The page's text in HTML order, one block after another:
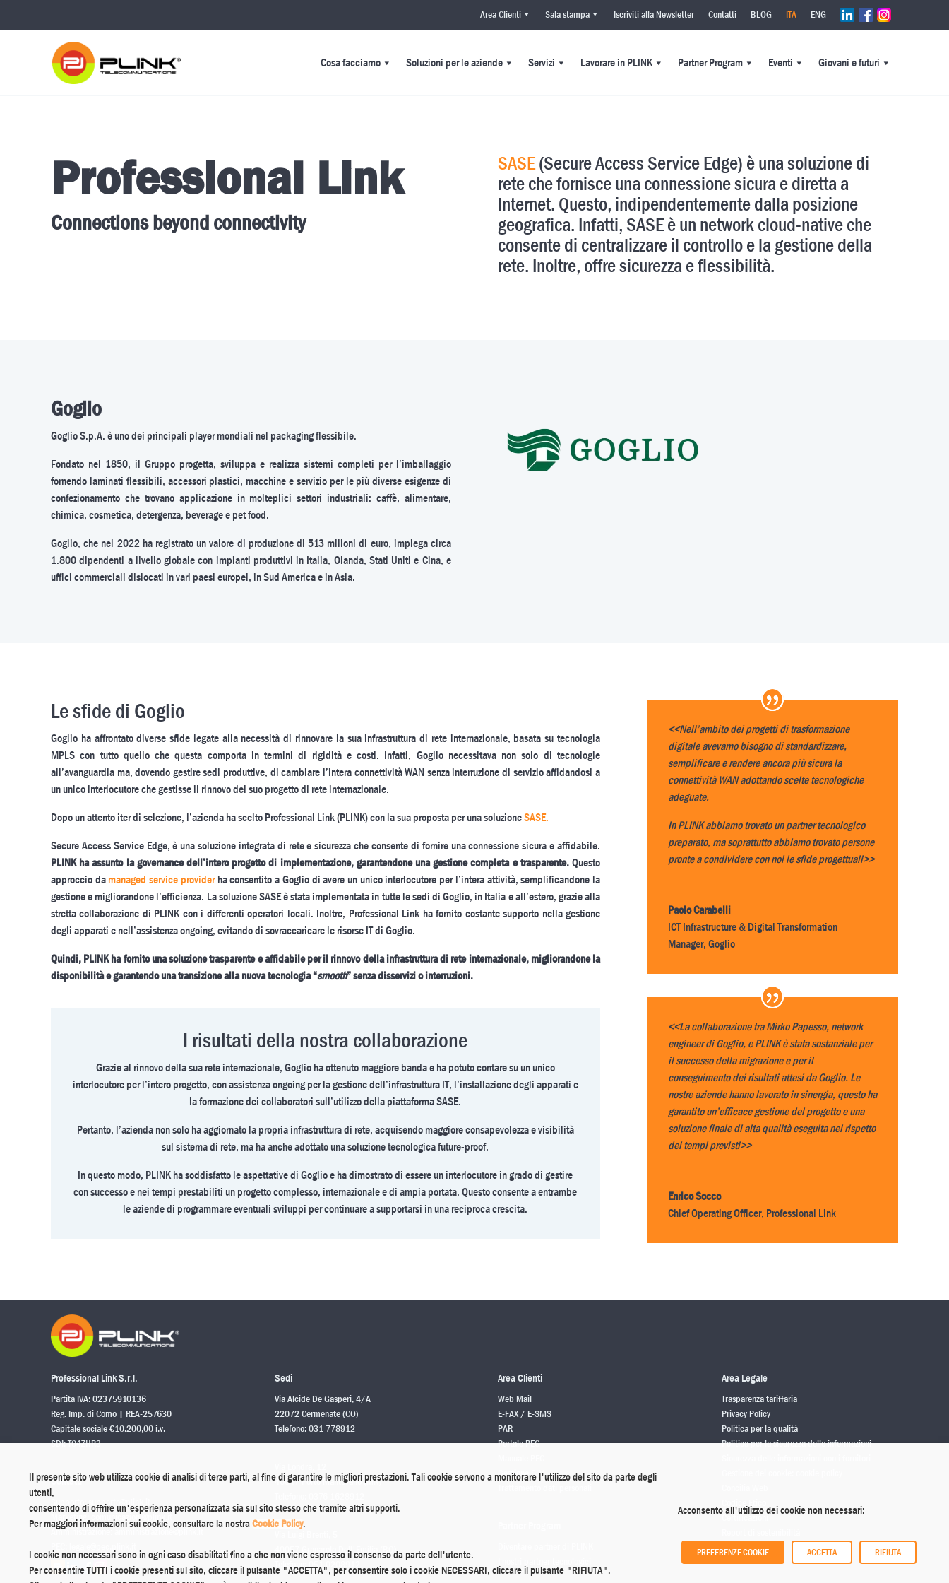
Area Clienti Sala stampa Iscriviti alla Newsletter Contatti BLOG ITA ENG
Cosa facciamo Soluzioni per le aziende Servizi Lavorare in PLINK Partner Program Eventi Giovani e futuri
Professional Link
Connections beyond connectivity
SASE(Secure Access Service Edge) è una soluzione di
rete che fornisce una connessione sicura e diretta a
Internet. Questo, indipendentemente dalla posizione
geografica. Infatti, SASE è un network cloud-native che
consente di centralizzare il controllo e la gestione della
rete. Inoltre, offre sicurezza e flessibilità.
Goglio
Goglio S.p.A. è uno dei principali player mondiali nel packaging flessibile.
Fondato nel 1850, il Gruppo progetta, sviluppa e realizza sistemi completi per l’imballaggio
fornendo laminati flessibili, accessori plastici, macchine e servizio per le più diverse esigenze di
confezionamento che trovano applicazione in molteplici settori industriali: caffè, alimentare,
chimica, cosmetica, detergenza, beverage e pet food.
Goglio, che nel 2022 ha registrato un valore di produzione di 513 milioni di euro, impiega circa
1.800 dipendenti a livello globale con impianti produttivi in Italia, Olanda, Stati Uniti e Cina, e
uffici commerciali dislocati in vari paesi europei, in Sud America e in Asia.
Le sfide di Goglio
Goglio ha affrontato diverse sfide legate alla necessità di rinnovare la sua infrastruttura di rete internazionale, basata su tecnologia
MPLS con tutto quello che questa comporta in termini di rigidità e costi. Infatti, Goglio necessitava non solo di tecnologie
all’avanguardia ma, dovendo gestire sedi produttive, di cambiare l’intera connettività WAN senza interruzione di servizio affidandosi a
un unico interlocutore che gestisse il rinnovo del suo progetto di rete internazionale.
Dopo un attento iter di selezione, l’azienda ha scelto Professional Link (PLINK) con la sua proposta per una soluzioneSASE.
Secure Access Service Edge, è una soluzione integrata di rete e sicurezza che consente di fornire una connessione sicura e affidabile.
PLINK ha assunto la governance dell’intero progetto di implementazione, garantendone una gestione completa e trasparente.Questo
approccio damanaged service providerha consentito a Goglio di avere un unico interlocutore per l’intera attività, semplificandone la
gestione e migliorandone l’efficienza. La soluzione SASE è stata implementata in tutte le sedi di Goglio, in Italia e all’estero, grazie alla
stretta collaborazione di PLINK con i differenti operatori locali. Inoltre, Professional Link ha fornito costante supporto nella gestione
degli apparati e nell’assistenza ongoing, evitando di sovraccaricare le risorse IT di Goglio.
Quindi, PLINK ha fornito una soluzione trasparente e affidabile per il rinnovo della infrastruttura di rete internazionale, migliorandone la
disponibilità e garantendo una transizione alla nuova tecnologia “smooth” senza disservizi o interruzioni.
I risultati della nostra collaborazione
Grazie al rinnovo della sua rete internazionale, Goglio ha ottenuto maggiore banda e ha potuto contare su un unico
interlocutore per l’intero progetto, con assistenza ongoing per la gestione dell’infrastruttura IT, l’installazione degli apparati e
la formazione dei collaboratori sull’utilizzo della piattaforma SASE.
Pertanto, l’azienda non solo ha aggiornato la propria infrastruttura di rete, acquisendo maggiore consapevolezza e visibilità
sul sistema di rete, ma ha anche adottato una soluzione tecnologica future-proof.
In questo modo, PLINK ha soddisfatto le aspettative di Goglio e ha dimostrato di essere un interlocutore in grado di gestire
con successo e nei tempi prestabiliti un progetto complesso, internazionale e di ampia portata. Questo consente a entrambe
le aziende di programmare eventuali sviluppi per continuare a supportarsi in una reciproca crescita.
<<Nell’ambito dei progetti di trasformazione
digitale avevamo bisogno di standardizzare,
semplificare e rendere ancora più sicura la
connettività WAN adottando scelte tecnologiche
adeguate.
In PLINK abbiamo trovato un partner tecnologico
preparato, ma soprattutto abbiamo trovato persone
pronte a condividere con noi le sfide progettuali>>
Paolo Carabelli
ICT Infrastructure & Digital Transformation
Manager,Goglio
<<La collaborazione tra Mirko Papesso, network
engineer di Goglio, e PLINK è stata sostanziale per
il successo della migrazione e per il
conseguimento dei risultati attesi da Goglio. Le
nostre aziende hanno lavorato in sinergia, questo ha
garantito un’efficace gestione del progetto e una
soluzione finale di alta qualità eseguita nel rispetto
dei tempi previsti>>
Enrico Socco
Chief Operating Officer, Professional Link
Professional Link S.r.l.
Partita IVA: 02375910136
Reg. Imp. di Como | REA-257630
Capitale sociale €10.200,00 i.v.
SDI: T04ZHR3
Contatti
Supporto:supporto@plink.it
Marketing:
comunicazioni@plink.it
Amministrazione:amministrazione@plink.it
Sedi
Via Alcide De Gasperi, 4/A
22072 Cermenate (CO)
Telefono:031 778912
46047 Porto Mantovano (MN)
40057 Granarolo Dell'Emilia (BO)
Telefono:051 0208912
Area Clienti
Web Mail
E-FAX / E-SMS
PAR
Portale PEC
Gestione SIM
Area Legale
Trasparenza tariffaria
Privacy Policy
Politica per la qualità
Politica per la sicurezza delle informazioni
Certificazioni
Il presente sito web utilizza cookie di analisi di terze parti, al fine di garantire le migliori prestazioni. Tali cookie servono a monitorare l'utilizzo del sito da parte degli
utenti,
consentendo di offrire un'esperienza personalizzata sia sul sito stesso che tramite altri supporti.
Per maggiori informazioni sui cookie, consultare la nostraCookie Policy.
I cookie non necessari sono in ogni caso disabilitati fino a che non viene espresso il consenso da parte dell'utente.
Per consentire TUTTI i cookie presenti sul sito, cliccare il pulsante "ACCETTA", per consentire solo i cookie NECESSARI, cliccare il pulsante "RIFIUTA".
Acconsento all'utilizzo dei cookie non necessari:
PREFERENZE COOKIE ACCETTA RIFIUTA